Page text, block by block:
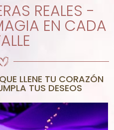
REALES -
EN CADA
LLENE TU CORAZÓN
TUS DESEOS